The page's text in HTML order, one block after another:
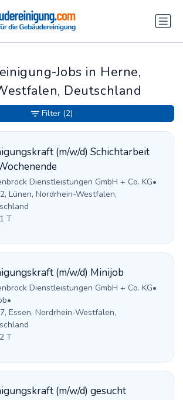
Jobs in Herne,
Deutschland
(m/w/d) Schichtarbeit
Dienstleistungen GmbH + Co. KG•
Lünen, Nordrhein-Westfalen,
T
(m/w/d) Minijob
Dienstleistungen GmbH + Co. KG•
•
Essen, Nordrhein-Westfalen,
T
(m/w/d) gesucht
Filter (2)